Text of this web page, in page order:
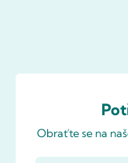
Obraťte se na